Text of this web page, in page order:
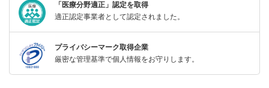
「医療分野適正」認定を取得
適正認定事業者として認定されました。
プライバシーマーク取得企業
厳密な管理基準で個人情報をお守りします。